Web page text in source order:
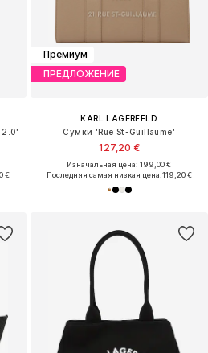
2.0'
€
Премиум
ПРЕДЛОЖЕНИЕ
KARL LAGERFELD
Сумки 'Rue St-Guillaume'
127,20 €
Изначальная цена: 199,00 €
Последняя самая низкая цена:119,20 €